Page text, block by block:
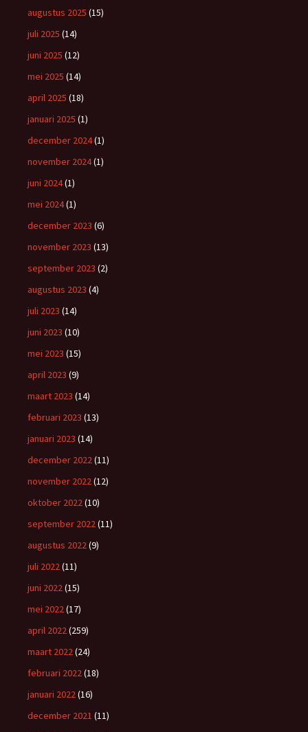
augustus 2025 (15)
juli 2025 (14)
juni 2025 (12)
mei 2025 (14)
april 2025 (18)
januari 2025 (1)
december 2024(1)
november 2024(1)
juni 2024(1)
mei 2024(1)
december 2023 (6)
november 2023 (13)
september 2023 (2)
augustus 2023 (4)
juli 2023 (14)
juni 2023 (10)
mei 2023 (15)
april 2023 (9)
maart 2023 (14)
februari 2023 (13)
januari 2023 (14)
december 2022(11)
november 2022(12)
oktober 2022(10)
september 2022(11)
augustus 2022(9)
juli 2022(11)
juni 2022(15)
mei 2022(17)
april 2022(259)
maart 2022(24)
februari 2022(18)
januari 2022(16)
december 2021 (11)